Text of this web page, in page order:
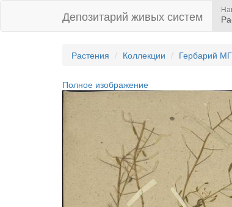
Депозитарий живых систем
Растения Коллекции Гербарий
Полное изображение